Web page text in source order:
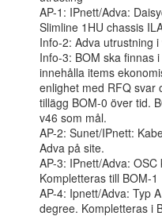
AP-1: IPnett/Adva:
Slimline 1HU chassis
Info-2: Adva utrustning
Info-3: BOM ska finnas
innehålla items
enlighet med RFQ svar
tillägg BOM-0 över tid.
v46 som mål.
AP-2: Sunet/IPnett:
Adva på site.
AP-3: IPnett/Adva:
Kompletteras till BOM-1
AP-4: Ipnett/Adva: Typ
degree. Kompletteras i